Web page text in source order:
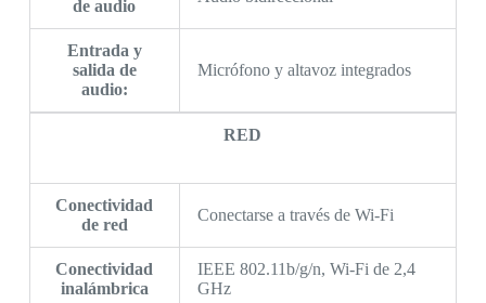
de audio
Entrada y
salida de
audio:
Micrófono y altavoz integrados
RED
Conectividad
de red
Conectarse a través de Wi-Fi
Conectividad
inalámbrica
IEEE 802.11b/g/n, Wi-Fi de 2,4
GHz